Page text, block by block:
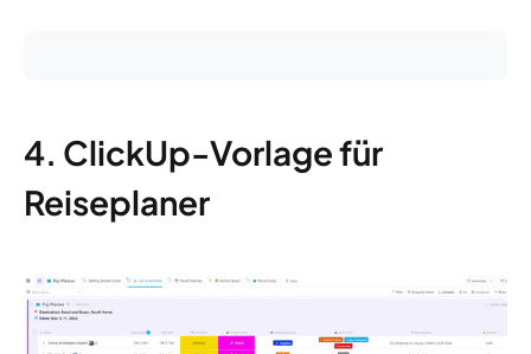
4. ClickUp-Vorlage für
Reiseplaner